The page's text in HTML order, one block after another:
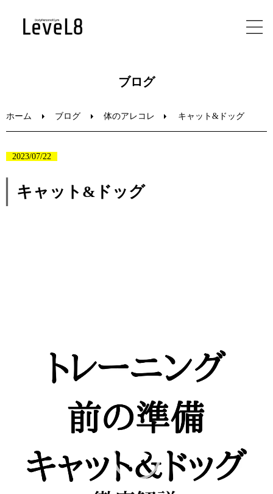
ブログ
ホーム ブログ 体のアレコレ キャット&ドッグ
2023/07/22
キャット&ドッグ